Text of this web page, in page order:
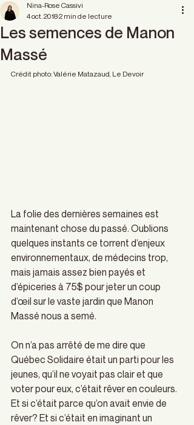
Les semences de Manon
Massé
Nina-Rose Cassivi
4 oct. 20182 min de lecture
Crédit photo: Valérie Matazaud, Le Devoir
La folie des dernières semaines est
maintenant chose du passé. Oublions
quelques instants ce torrent d’enjeux
environnementaux, de médecins trop,
mais jamais assez bien payés et
d’épiceries à 75$ pour jeter un coup
d’œil sur le vaste jardin que Manon
Massé nous a semé.
On n’a pas arrêté de me dire que
Québec Solidaire était un parti pour les
jeunes, qu’il ne voyait pas clair et que
voter pour eux, c’était rêver en couleurs.
Et si c’était parce qu’on avait envie de
rêver? Et si c’était en imaginant un